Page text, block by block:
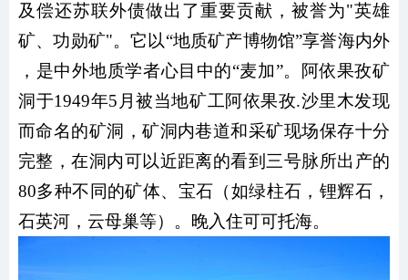
及偿还苏联外债做出了重要贡献，被誉为"英雄
矿、功勋矿"。它以“地质矿产博物馆”享誉海内外
，是中外地质学者心目中的“麦加”。阿依果孜矿
洞于1949年5月被当地矿工阿依果孜.沙里木发现
而命名的矿洞，矿洞内巷道和采矿现场保存十分
完整，在洞内可以近距离的看到三号脉所出产的
80多种不同的矿体、宝石（如绿柱石，锂辉石，
石英河，云母巢等）。晚入住可可托海。